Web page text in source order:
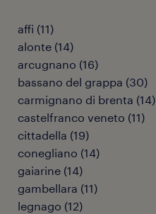
affi (11)
alonte (14)
arcugnano (16)
bassano del grappa (30)
carmignano di brenta (14)
castelfranco veneto (11)
cittadella (19)
conegliano (14)
gaiarine (14)
gambellara (11)
legnago (12)